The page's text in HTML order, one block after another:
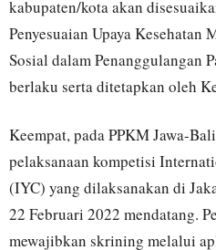
kabupaten/kota akan
Penyesuaian Upaya Kesehatan
Sosial dalam Penanggulangan
berlaku serta ditetapkan oleh
Keempat, pada PPKM Jawa-
pelaksanaan kompetisi
(IYC) yang dilaksanakan di
22 Februari 2022 mendatang.
mewajibkan skrining melalui